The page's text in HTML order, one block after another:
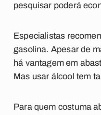
pesquisar poderá
Especialistas
gasolina. Apesar de
há vantagem em
Mas usar álcool tem
Para quem costuma